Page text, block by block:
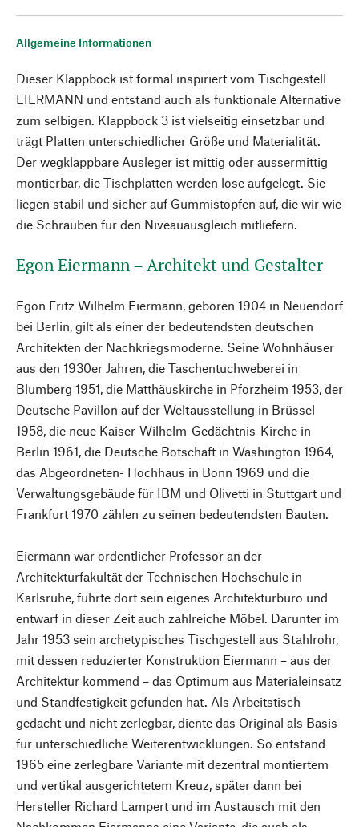
Allgemeine Informationen
Dieser Klappbock ist formal inspiriert vom Tischgestell
EIERMANN und entstand auch als funktionale Alternative
zum selbigen. Klappbock 3 ist vielseitig einsetzbar und
trägt Platten unterschiedlicher Größe und Materialität.
Der wegklappbare Ausleger ist mittig oder aussermittig
montierbar, die Tischplatten werden lose aufgelegt. Sie
liegen stabil und sicher auf Gummistopfen auf, die wir wie
die Schrauben für den Niveauausgleich mitliefern.
Egon Eiermann – Architekt und Gestalter
Egon Fritz Wilhelm Eiermann, geboren 1904 in Neuendorf
bei Berlin, gilt als einer der bedeutendsten deutschen
Architekten der Nachkriegsmoderne. Seine Wohnhäuser
aus den 1930er Jahren, die Taschentuchweberei in
Blumberg 1951, die Matthäuskirche in Pforzheim 1953, der
Deutsche Pavillon auf der Weltausstellung in Brüssel
1958, die neue Kaiser-Wilhelm-Gedächtnis-Kirche in
Berlin 1961, die Deutsche Botschaft in Washington 1964,
das Abgeordneten- Hochhaus in Bonn 1969 und die
Verwaltungsgebäude für IBM und Olivetti in Stuttgart und
Frankfurt 1970 zählen zu seinen bedeutendsten Bauten.
Eiermann war ordentlicher Professor an der
Architekturfakultät der Technischen Hochschule in
Karlsruhe, führte dort sein eigenes Architekturbüro und
entwarf in dieser Zeit auch zahlreiche Möbel. Darunter im
Jahr 1953 sein archetypisches Tischgestell aus Stahlrohr,
mit dessen reduzierter Konstruktion Eiermann – aus der
Architektur kommend – das Optimum aus Materialeinsatz
und Standfestigkeit gefunden hat. Als Arbeitstisch
gedacht und nicht zerlegbar, diente das Original als Basis
für unterschiedliche Weiterentwicklungen. So entstand
1965 eine zerlegbare Variante mit dezentral montiertem
und vertikal ausgerichtetem Kreuz, später dann bei
Hersteller Richard Lampert und im Austausch mit den